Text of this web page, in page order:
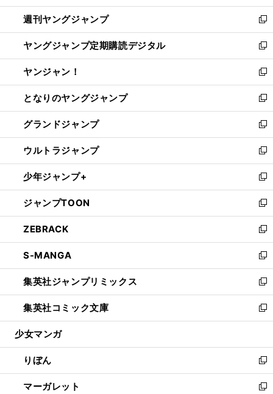
開
く
ウ
で
開
く
ン
ド
ウ
で
開
く
ウ
ィ
ン
ド
ウ
で
開
く
週刊ヤングジャンプ
新
し
い
ウ
ィ
ン
ド
ウ
で
開
く
ヤングジャンプ定期購読デジタル
新
し
い
ウ
ィ
ン
ド
ウ
で
開
く
ヤンジャン！
新
し
い
ウ
ィ
ン
ド
ウ
で
開
く
となりのヤングジャンプ
新
し
い
ウ
ィ
ン
ド
ウ
で
開
く
グランドジャンプ
新
し
い
ウ
ィ
ン
ド
ウ
で
開
く
ウルトラジャンプ
新
し
い
ウ
ィ
ン
ド
ウ
で
開
く
少年ジャンプ+
新
し
い
ウ
ィ
ン
ド
ウ
で
開
く
ジャンプTOON
新
し
い
ウ
ィ
ン
ド
ウ
で
開
ZEBRACK
新
し
い
ウ
ィ
ン
ド
ウ
開
く
S-MANGA
新
し
い
ウ
ィ
ン
ウ
で
開
く
集英社ジャンプリミックス
新
し
い
ウ
ン
ド
ウ
で
集英社コミック文庫
新
し
ウ
ィ
ン
ド
少女マンガ
りぼん
新
し
い
マーガレット 新